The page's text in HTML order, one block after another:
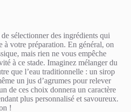
sélectionner des ingrédients qui
à votre préparation. En général, on
mais rien ne vous empêche
à ce stade. Imaginez mélanger du
que l’eau traditionnelle : un sirop
un jus d’agrumes pour relever
de ces choix donnera un caractère
plus personnalisé et savoureux.
!